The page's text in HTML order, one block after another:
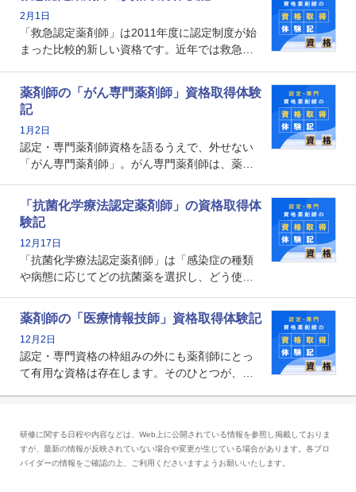
深めることで、子どもとその保護者に寄り添え
る存在です。今回はそんな小児薬物療法認定薬
剤師の取得体験記をご紹介します。
2月1日
「救急認定薬剤師」は2011年度に認定制度が始
まった比較的新しい資格です。近年では救急病
増えているのではないでしょうか。今回はそん
な救急認定薬剤師の取得体験記をご紹介しま
す。
薬剤師の「がん専門薬剤師」資格取得体験
記
1月2日
認定・専門薬剤師資格を語るうえで、外せない
「がん専門薬剤師」。がん専門薬剤師は、薬剤
関する資格として、2009年に発足しました。薬
剤師の専門性を活かして高度化するがん医療に
貢献する姿は、今も病院薬剤師にとって一目置
かれる存在です。
「抗菌化学療法認定薬剤師」の資格取得体
験記
12月17日
「抗菌化学療法認定薬剤師」は「感染症の種類
や病態に応じてどの抗菌薬を選択し、どう使っ
る薬剤師です。現在、感染防止対策加算の施設
基準に専任の薬剤師配置が挙げられており、今
後は感染症領域で薬剤師に、より多くの役割が
求められる可能性もあります。
薬剤師の「医療情報技師」資格取得体験記
12月2日
認定・専門資格の枠組みの外にも薬剤師にとっ
て有用な資格は存在します。そのひとつが、
とは、病院薬剤師を中心に大きな武器になりま
す。
研修に関する日程や内容などは、Web上に公開されている情報を参照し掲載しておりま
すが、最新の情報が反映されていない場合や変更が生じている場合があります。各プロ
バイダーの情報をご確認の上、ご利用くださいますようお願いいたします。